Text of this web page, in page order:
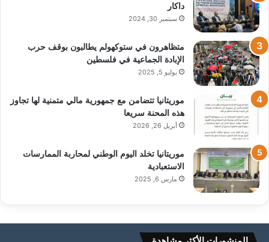
داكار
سبتمبر 30, 2024
متظاهرون في ستوكهولم يطالبون بوقف حرب
الإبادة الجماعية في فلسطين
يوليو 5, 2025
موريتانيا تتضامن مع جمهورية مالي متمنية لها تجاوز
هذه المحنة سريعا
أبريل 26, 2026
موريتانيا تخلد اليوم الوطني لمحاربة الممارسات
الاستعبادية
مارس 6, 2025